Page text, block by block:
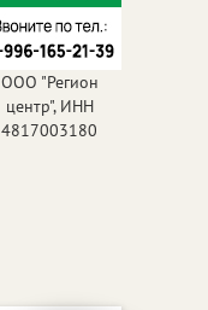
ООО "Регион
центр", ИНН
4817003180